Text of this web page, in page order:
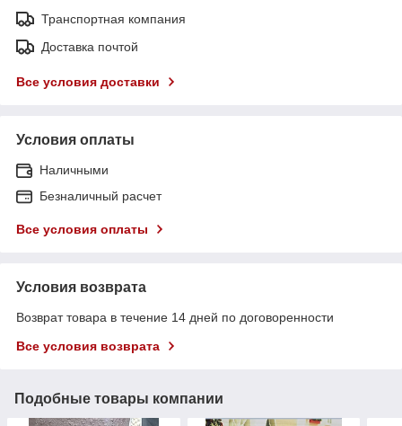
Транспортная компания
Доставка почтой
Все условия доставки
Условия оплаты
Наличными
Безналичный расчет
Все условия оплаты
Условия возврата
Возврат товара в течение 14 дней по договоренности
Все условия возврата
Подобные товары компании